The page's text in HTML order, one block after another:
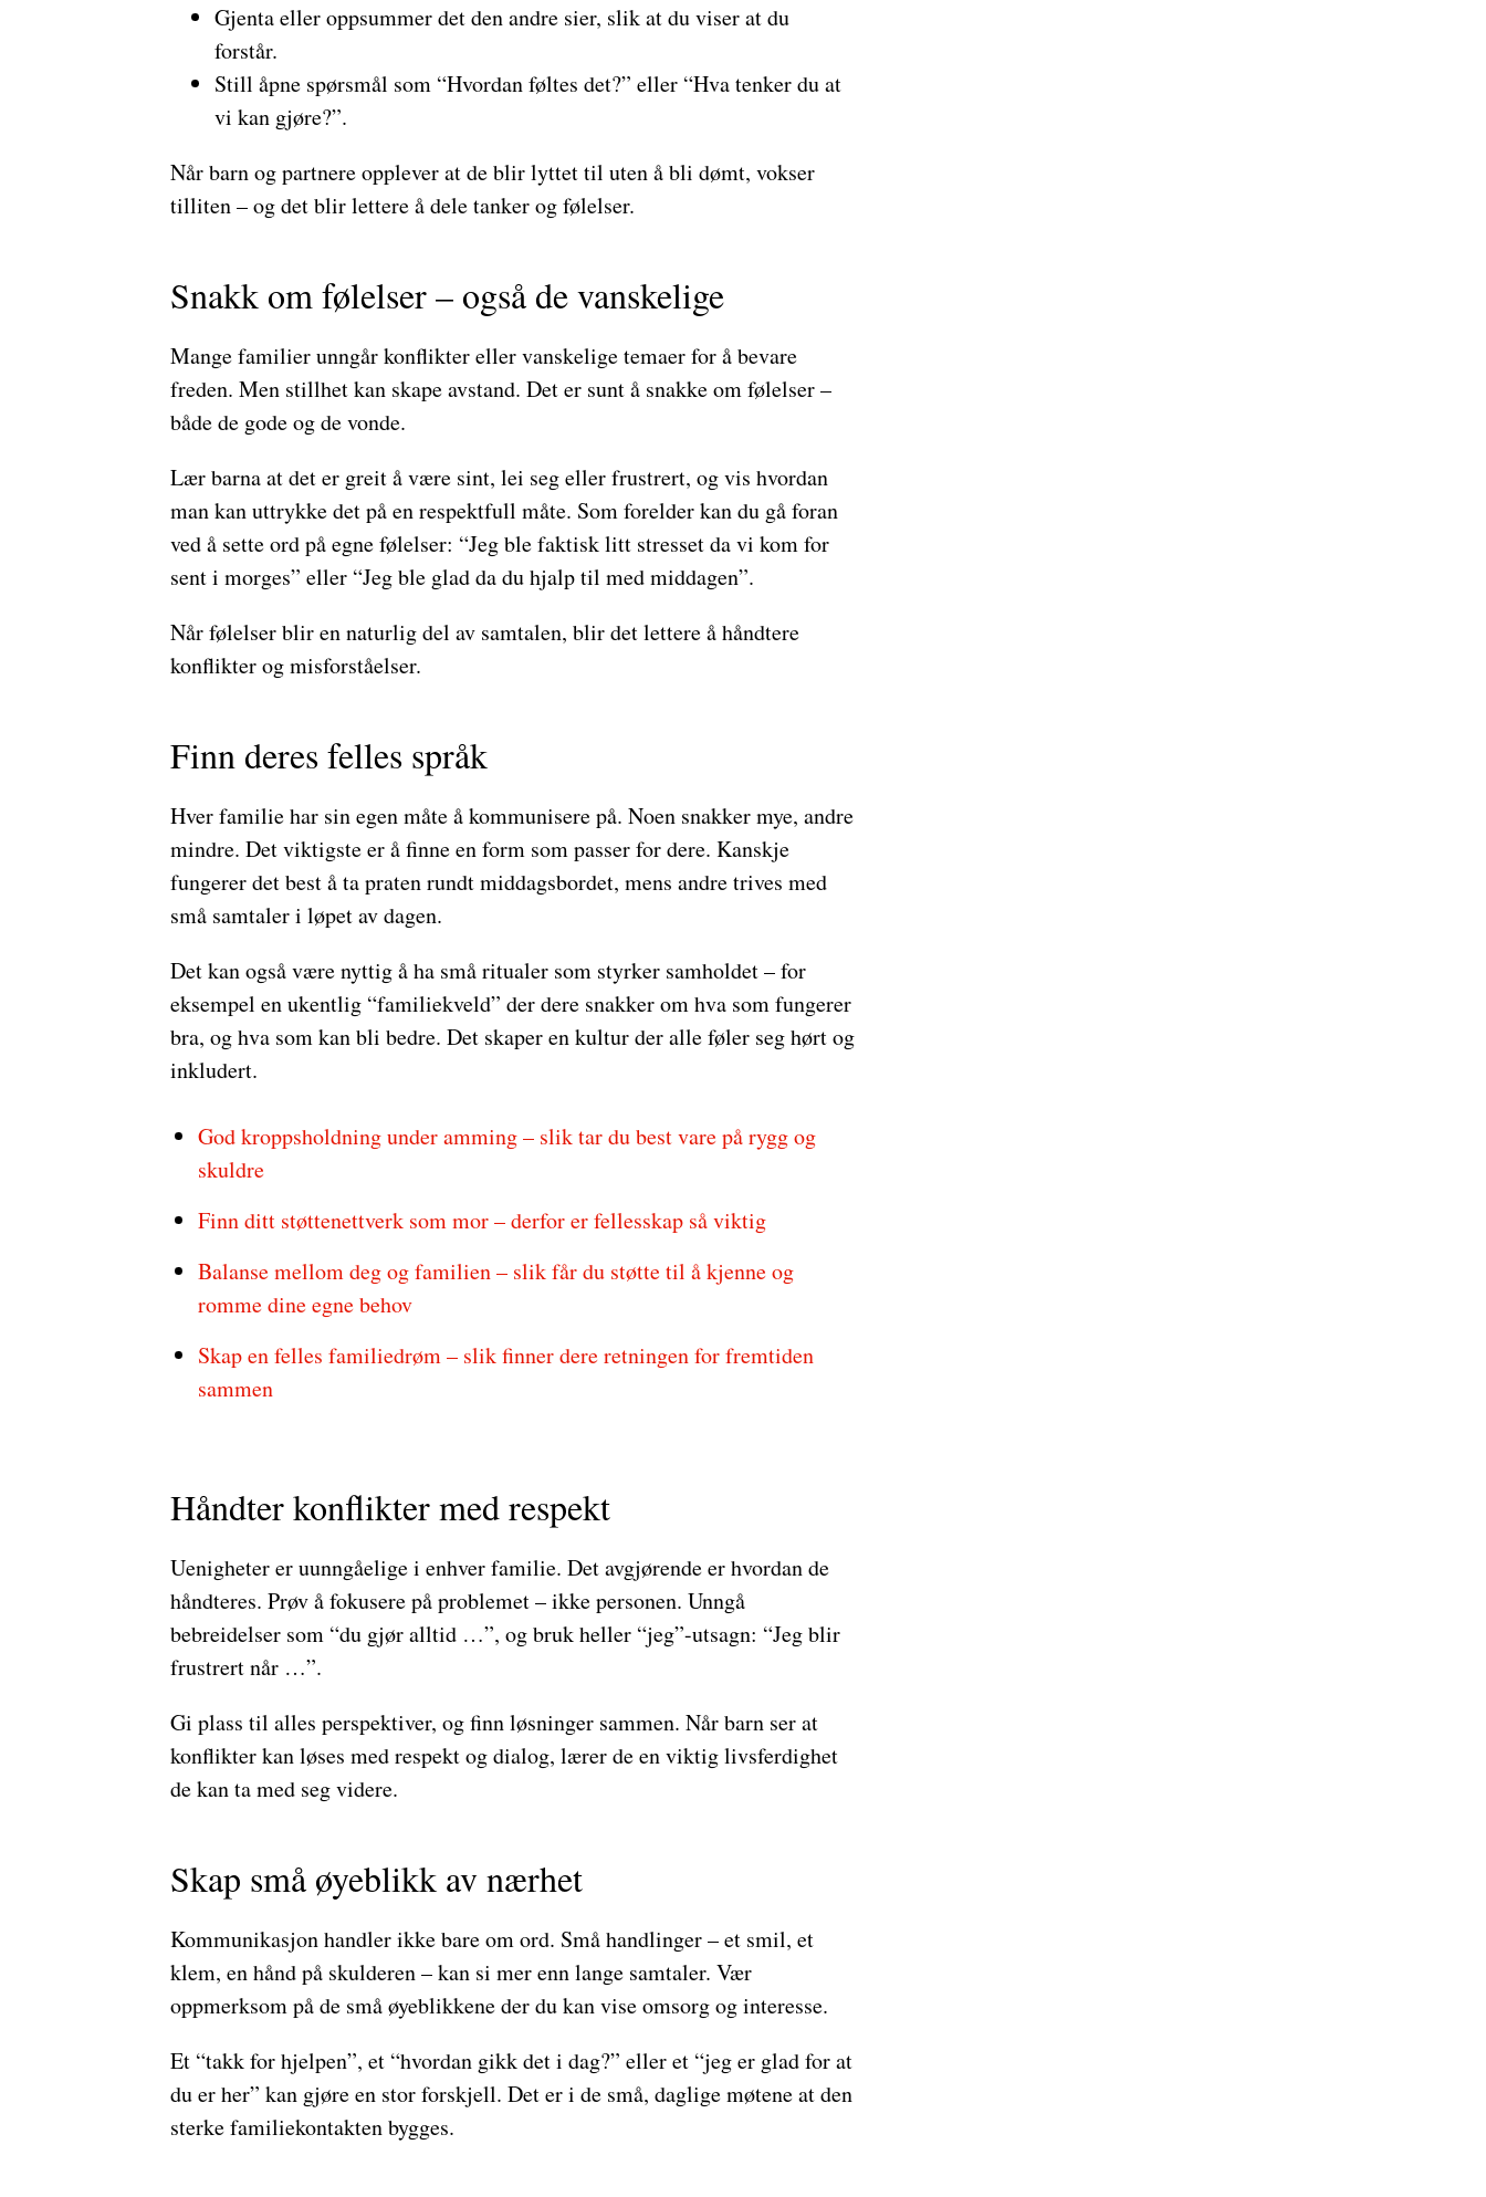
Gjenta eller oppsummer det den andre sier, slik at du viser at du
forstår.
Still åpne spørsmål som “Hvordan føltes det?” eller “Hva tenker du at
vi kan gjøre?”.
Når barn og partnere opplever at de blir lyttet til uten å bli dømt, vokser
tilliten – og det blir lettere å dele tanker og følelser.
Snakk om følelser – også de vanskelige
Mange familier unngår konflikter eller vanskelige temaer for å bevare
freden. Men stillhet kan skape avstand. Det er sunt å snakke om følelser –
både de gode og de vonde.
Lær barna at det er greit å være sint, lei seg eller frustrert, og vis hvordan
man kan uttrykke det på en respektfull måte. Som forelder kan du gå foran
ved å sette ord på egne følelser: “Jeg ble faktisk litt stresset da vi kom for
sent i morges” eller “Jeg ble glad da du hjalp til med middagen”.
Når følelser blir en naturlig del av samtalen, blir det lettere å håndtere
konflikter og misforståelser.
Finn deres felles språk
Hver familie har sin egen måte å kommunisere på. Noen snakker mye, andre
mindre. Det viktigste er å finne en form som passer for dere. Kanskje
fungerer det best å ta praten rundt middagsbordet, mens andre trives med
små samtaler i løpet av dagen.
Det kan også være nyttig å ha små ritualer som styrker samholdet – for
eksempel en ukentlig “familiekveld” der dere snakker om hva som fungerer
bra, og hva som kan bli bedre. Det skaper en kultur der alle føler seg hørt og
inkludert.
God kroppsholdning under amming – slik tar du best vare på rygg og
skuldre
Finn ditt støttenettverk som mor – derfor er fellesskap så viktig
Balanse mellom deg og familien – slik får du støtte til å kjenne og
romme dine egne behov
Skap en felles familiedrøm – slik finner dere retningen for fremtiden
sammen
Håndter konflikter med respekt
Uenigheter er uunngåelige i enhver familie. Det avgjørende er hvordan de
håndteres. Prøv å fokusere på problemet – ikke personen. Unngå
bebreidelser som “du gjør alltid …”, og bruk heller “jeg”-utsagn: “Jeg blir
frustrert når …”.
Gi plass til alles perspektiver, og finn løsninger sammen. Når barn ser at
konflikter kan løses med respekt og dialog, lærer de en viktig livsferdighet
de kan ta med seg videre.
Skap små øyeblikk av nærhet
Kommunikasjon handler ikke bare om ord. Små handlinger – et smil, et
klem, en hånd på skulderen – kan si mer enn lange samtaler. Vær
oppmerksom på de små øyeblikkene der du kan vise omsorg og interesse.
Et “takk for hjelpen”, et “hvordan gikk det i dag?” eller et “jeg er glad for at
du er her” kan gjøre en stor forskjell. Det er i de små, daglige møtene at den
sterke familiekontakten bygges.